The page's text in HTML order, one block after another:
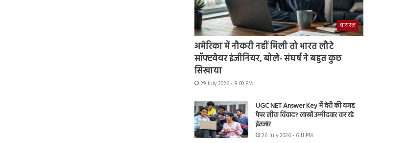
वायरल
अमेरिका में नौकरी नहीं मिली तो भारत लौटे
सॉफ्टवेयर इंजीनियर, बोले- संघर्ष ने बहुत कुछ
सिखाया
29 July 2026 - 8:00 PM
UGC NET Answer Key में देरी की वजह
पेपर लीक विवाद? लाखों उम्मीदवार कर रहे
इंतजार
26 July 2026 - 6:11 PM